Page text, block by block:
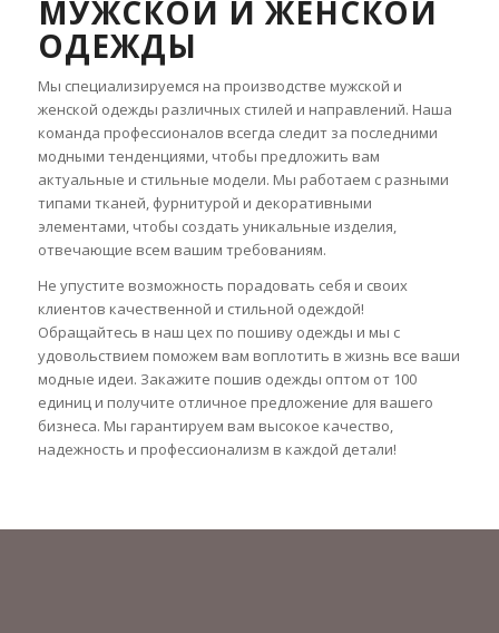
МУЖСКОЙ И ЖЕНСКОЙ
ОДЕЖДЫ
Мы специализируемся на производстве мужской и
женской одежды различных стилей и направлений. Наша
команда профессионалов всегда следит за последними
модными тенденциями, чтобы предложить вам
актуальные и стильные модели. Мы работаем с разными
типами тканей, фурнитурой и декоративными
элементами, чтобы создать уникальные изделия,
отвечающие всем вашим требованиям.
Не упустите возможность порадовать себя и своих
клиентов качественной и стильной одеждой!
Обращайтесь в наш цех по пошиву одежды и мы с
удовольствием поможем вам воплотить в жизнь все ваши
модные идеи. Закажите пошив одежды оптом от 100
единиц и получите отличное предложение для вашего
бизнеса. Мы гарантируем вам высокое качество,
надежность и профессионализм в каждой детали!